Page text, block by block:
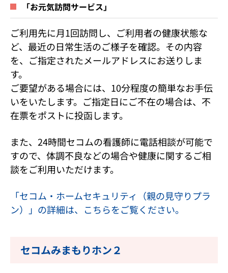
「お元気訪問サービス」
ご利用先に月1回訪問し、ご利用者の健康状態な
ど、最近の日常生活のご様子を確認。その内容
を、ご指定されたメールアドレスにお送りしま
す。
ご要望がある場合には、10分程度の簡単なお手伝
いをいたします。ご指定日にご不在の場合は、不
在票をポストに投函します。
また、24時間セコムの看護師に電話相談が可能で
すので、体調不良などの場合や健康に関するご相
談をご利用いただけます。
「セコム・ホームセキュリティ（親の見守りプラ
ン）」の詳細は、こちらをご覧ください。
セコムみまもりホン２